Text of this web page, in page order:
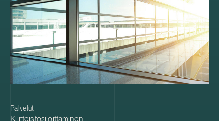
Palvelut
Kiinteistösijoittaminen,